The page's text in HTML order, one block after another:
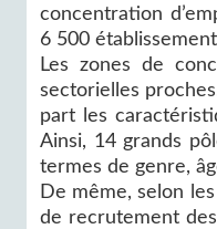
concentration
6 500
Les zones de
sectorielles
part les
Ainsi, 14 grands
termes de genre,
De même, selon
de recrutement